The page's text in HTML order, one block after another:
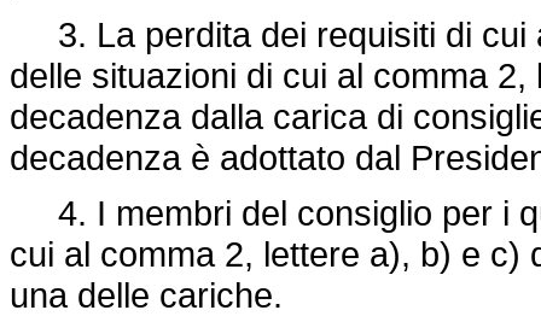
3. La perdita dei requisiti di cui
delle situazioni di cui al comma
decadenza dalla carica di
decadenza è adottato dal
4. I membri del consiglio per i
cui al comma 2, lettere a), b) e c)
una delle cariche.